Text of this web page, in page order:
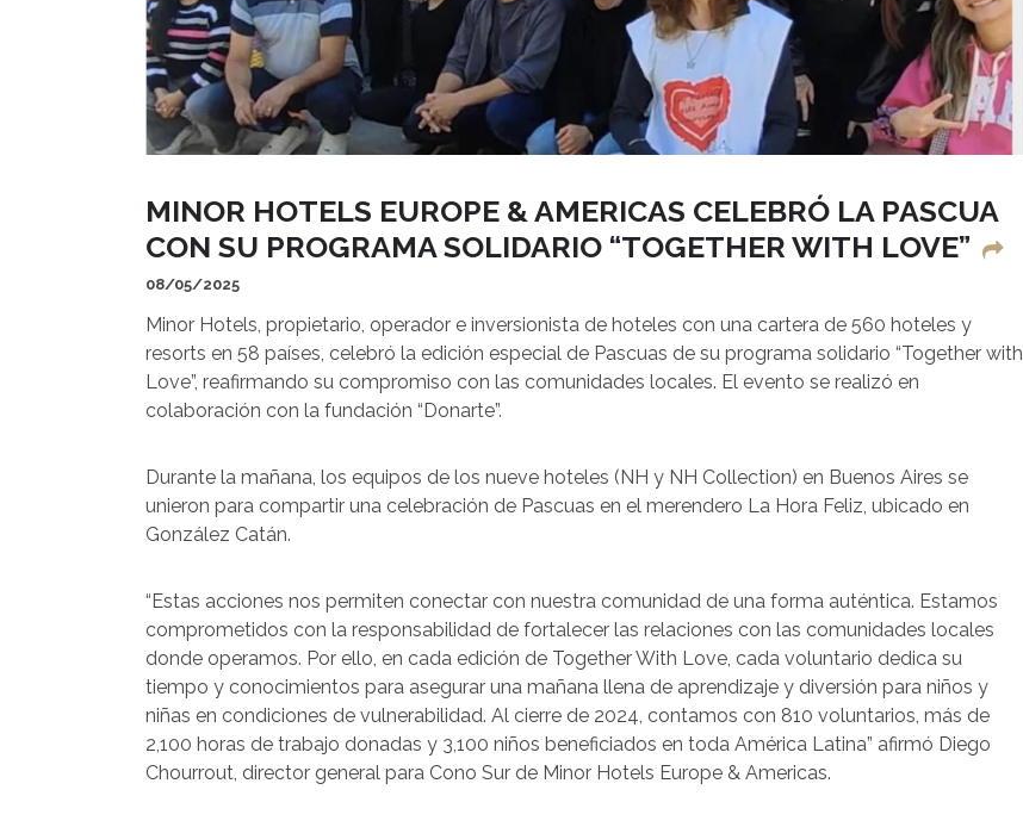
MINOR HOTELS EUROPE & AMERICAS CELEBRÓ LA PASCUA
CON SU PROGRAMA SOLIDARIO “TOGETHER WITH LOVE”
08/05/2025
Minor Hotels, propietario, operador e inversionista de hoteles con una cartera de 560 hoteles y
resorts en 58 países, celebró la edición especial de Pascuas de su programa solidario “Together with
Love”, reafirmando su compromiso con las comunidades locales. El evento se realizó en
colaboración con la fundación “Donarte”.
Durante la mañana, los equipos de los nueve hoteles (NH y NH Collection) en Buenos Aires se
unieron para compartir una celebración de Pascuas en el merendero La Hora Feliz, ubicado en
González Catán.
“Estas acciones nos permiten conectar con nuestra comunidad de una forma auténtica. Estamos
comprometidos con la responsabilidad de fortalecer las relaciones con las comunidades locales
donde operamos. Por ello, en cada edición de Together With Love, cada voluntario dedica su
tiempo y conocimientos para asegurar una mañana llena de aprendizaje y diversión para niños y
niñas en condiciones de vulnerabilidad. Al cierre de 2024, contamos con 810 voluntarios, más de
2,100 horas de trabajo donadas y 3,100 niños beneficiados en toda América Latina” afirmó Diego
Chourrout, director general para Cono Sur de Minor Hotels Europe & Americas.